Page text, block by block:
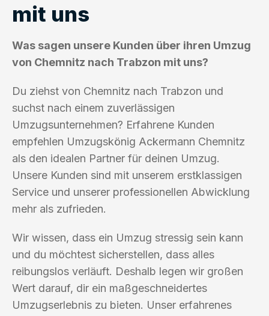
mit uns
Was sagen unsere Kunden über ihren Umzug
von Chemnitz nach Trabzon mit uns?
Du ziehst von Chemnitz nach Trabzon und
suchst nach einem zuverlässigen
Umzugsunternehmen? Erfahrene Kunden
empfehlen Umzugskönig Ackermann Chemnitz
als den idealen Partner für deinen Umzug.
Unsere Kunden sind mit unserem erstklassigen
Service und unserer professionellen Abwicklung
mehr als zufrieden.
Wir wissen, dass ein Umzug stressig sein kann
und du möchtest sicherstellen, dass alles
reibungslos verläuft. Deshalb legen wir großen
Wert darauf, dir ein maßgeschneidertes
Umzugserlebnis zu bieten. Unser erfahrenes